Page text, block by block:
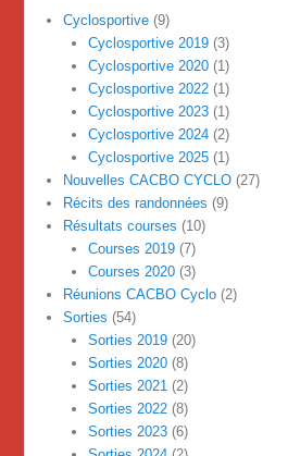
Cyclosportive (9)
Cyclosportive 2019(3)
Cyclosportive 2020(1)
Cyclosportive 2022(1)
Cyclosportive 2023(1)
Cyclosportive 2024(2)
Cyclosportive 2025(1)
Nouvelles CACBO CYCLO (27)
Récits des randonnées (9)
Résultats courses (10)
Courses 2019(7)
Courses 2020(3)
Réunions CACBO Cyclo (2)
Sorties (54)
Sorties 2019(20)
Sorties 2020(8)
Sorties 2021 (2)
Sorties 2022(8)
Sorties 2023(6)